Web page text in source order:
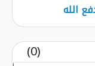
الله
(0)